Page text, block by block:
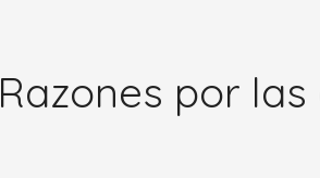
Razones por